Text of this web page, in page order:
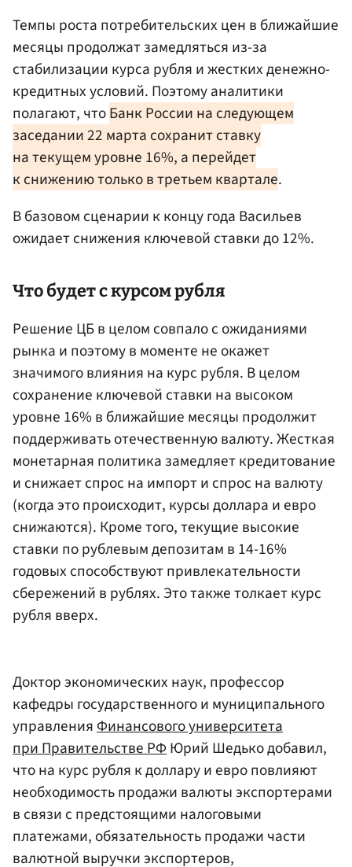
Темпы роста потребительских цен в ближайшие
месяцы продолжат замедляться из-за
стабилизации курса рубля и жестких денежно-
кредитных условий. Поэтому аналитики
полагают, чтоБанк России на следующем
заседании 22 марта сохранит ставку
на текущем уровне 16%, а перейдет
к снижению только в третьем квартале.
В базовом сценарии к концу года Васильев
ожидает снижения ключевой ставки до 12%.
Что будет с курсом рубля
Решение ЦБ в целом совпало с ожиданиями
рынка и поэтому в моменте не окажет
значимого влияния на курс рубля. В целом
сохранение ключевой ставки на высоком
уровне 16% в ближайшие месяцы продолжит
поддерживать отечественную валюту. Жесткая
монетарная политика замедляет кредитование
и снижает спрос на импорт и спрос на валюту
(когда это происходит, курсы доллара и евро
снижаются). Кроме того, текущие высокие
ставки по рублевым депозитам в 14-16%
годовых способствуют привлекательности
сбережений в рублях. Это также толкает курс
рубля вверх.
Доктор экономических наук, профессор
кафедры государственного и муниципального
управленияФинансового университета
при Правительстве РФЮрий Шедько добавил,
что на курс рубля к доллару и евро повлияют
необходимость продажи валюты экспортерами
в связи с предстоящими налоговыми
платежами, обязательность продажи части
валютной выручки экспортеров,